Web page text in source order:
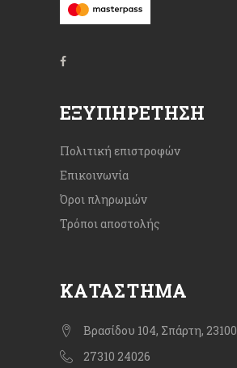
ΕΞΥΠΗΡΈΤΗΣΗ
Πολιτική επιστροφών
Επικοινωνία
Όροι πληρωμών
Τρόποι αποστολής
ΚΑΤΆΣΤΗΜΑ
Βρασίδου 104, Σπάρτη, 23100
27310 24026